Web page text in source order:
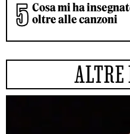
Cosa mi ha
oltre alle canzoni